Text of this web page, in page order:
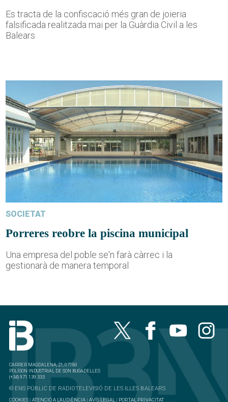
Es tracta de la confiscació més gran de joieria
falsificada realitzada mai per la Guàrdia Civil a les
Balears
SOCIETAT
Porreres reobre la piscina municipal
Una empresa del poble se'n farà càrrec i la
gestionarà de manera temporal
CARRER MAGDALENA, 21, 07180
POLÍGON INDUSTRIAL DE SON BUGADELLES
(+34) 971 139 333
© ENS PÚBLIC DE RADIOTELEVISIÓ DE LES ILLES BALEARS
COOKIES |ATENCIÓ A L'AUDIÈNCIA |AVÍS LEGAL | PORTAL PRIVACITAT